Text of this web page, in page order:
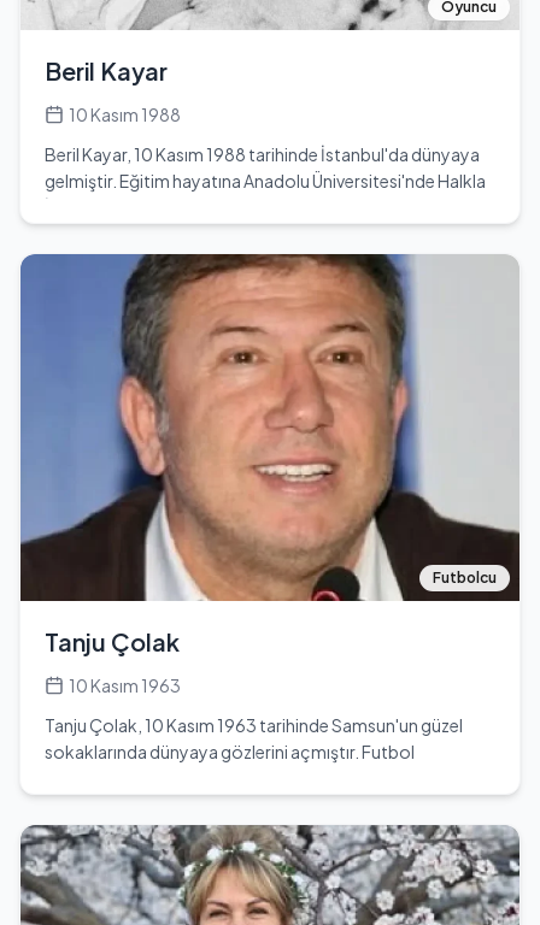
Zonguldakspor’u çalıştırmıştır. 2001 ve 2002 sezonunda
Zonguldakspor’u 3. ligden 2. lige çıkaran isim olmuştur.
2008 ve 2019 sezonlarında Armutlu Belediyespor’da
amatör takım teknik sorumlusu olarak çalışmış,
sonrasında Karsspor’da görev almıştır. Kısa bir süre
Karsspor'daki görevinden sonra Galatasaray’a dönerek
kulüpte Scout Şefi ve izleme komitesi koordinatörü
olarak çalışmıştır. Futbol dünyasında Real Madridli
Casemiro, Liverpoollu Emre Can ve Leverkusenli Hakan
tanınmaktadır.
Oyuncu
Beril Kayar
10 Kasım 1988
Beril Kayar, 10 Kasım 1988 tarihinde İstanbul'da dünyaya
gelmiştir. Eğitim hayatına Anadolu Üniversitesi'nde Halkla
burada 6 ay kalmıştır. Kariyerine model olarak adım atan
Beril, 2012 yılında 'Adını Feriha Koydum' dizisinde ilk
oyunculuk deneyimini yaşamıştır. 2014 yılında 'O Hayat
Benim' adlı dizide önemli bir rol almış ve birçok ünlü
oyuncuyla birlikte çalışmıştır. 2017 yılında Onur Ünlü'nün
senaryosunu yazıp yönettiği 'Put Şeylere' adlı sinema
filminde rol almıştır. 2018 yılında Ayhan Sonyürek'in
yönettiği 'Öğrenci Kafası: Soygun' filminde başrol
oynamış ve Pınar karakterini canlandırmıştır. Beril Kayar,
2020 yılında Azra Deniz Okyay'ın yönettiği 'Hayaletler'
filminde Ela karakteri ile dikkat çekmiştir. Bu film, Venedik
Film Festivali'nde büyük ödül kazanmış ve Antalya'da
düzenlenen 57. Altın Portakal Ulusal Film Yarışması'nda En
İyi Yönetmen ödülünü almıştır. Beril Kayar, kariyeri
boyunca birçok dizi ve filmde rol almış, yetenekleri ile
izleyicilerin beğenisini kazanmıştır. Özellikle 'Hayaletler'
filmi ile uluslararası alanda da tanınmaya başlamıştır. Beril
başarılı bir oyunculuk kariyerine dönüşmüştür. Zorluklarla
dolu bir yolculuk geçirmiş, ancak her zaman azimle
çalışarak hedeflerine ulaşmayı başarmıştır.
Futbolcu
Tanju Çolak
10 Kasım 1963
Tanju Çolak, 10 Kasım 1963 tarihinde Samsun'un güzel
sokaklarında dünyaya gözlerini açmıştır. Futbol
bir sayfasını açmıştır. Sarı-kırmızılı formayı giydiği 1987-
1988 sezonunda tam 39 gol atarak, bir sezonda en fazla
gol atan futbolcu unvanını ele geçirip, Metin Oktay’ın kalp
burkan rekorunu geride bırakmıştır. Çolak, 1988-1989